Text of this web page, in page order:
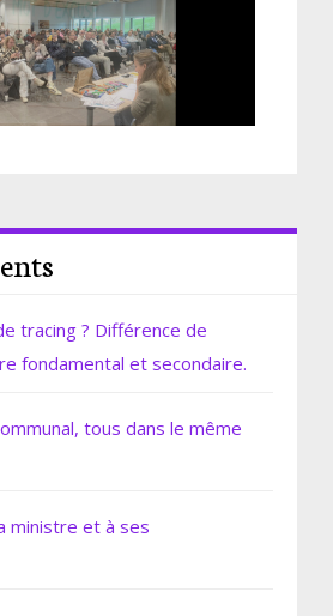
tracing ? Différence de
fondamental et secondaire.
tous dans le même
ministre et à ses